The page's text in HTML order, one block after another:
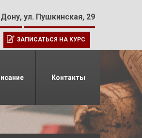
ул. Пушкинская, 29
ЗАПИСАТЬСЯ НА КУРС
Контакты